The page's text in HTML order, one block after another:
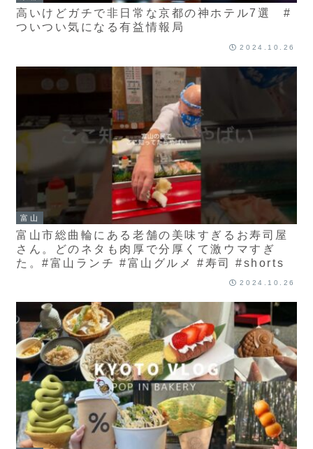
高いけどガチで非日常な京都の神ホテル7選 #
ついつい気になる有益情報局
2024.10.26
富山
富山市総曲輪にある老舗の美味すぎるお寿司屋
さん。どのネタも肉厚で分厚くて激ウマすぎ
た。#富山ランチ #富山グルメ #寿司 #shorts
2024.10.26